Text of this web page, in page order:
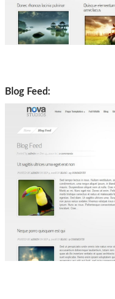
Blog Feed: